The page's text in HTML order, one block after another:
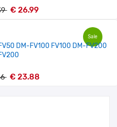
€ 26.99
Sale
DM-FV100 FV100 DM-FV200
€ 23.88